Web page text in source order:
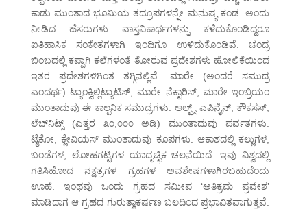
ಕಾಡು ಮುಂತಾದ ಭೂಮಿಯ ತದ್ರೂಪಗಳನ್ನೇ ಮನುಷ್ಯ ಕಂಡ. ಅಂದು
ನೀಡಿದ ಹೆಸರುಗಳು ವಾಸ್ತವಿಕಾರ್ಥಗಳನ್ನು ಕಳೆದುಕೊಂಡಿದ್ದರೂ
ಐತಿಹಾಸಿಕ ಸಂಕೇತಗಳಾಗಿ ಇಂದಿಗೂ ಉಳಿದುಕೊಂಡಿವೆ. ಚಂದ್ರ
ಬಿಂಬದಲ್ಲಿ ಕಪ್ಪಾಗಿ ಕಲೆಗಳಂತೆ ತೋರುವ ಪ್ರದೇಶಗಳು ಹೋಲಿಕೆಯಿಂದ
ಇತರ ಪ್ರದೇಶಗಳಿಗಿಂತ ತಗ್ಗಿನಲ್ಲಿವೆ. ಮಾರೇ (ಅಂದರೆ ಸಮುದ್ರ
ಎಂದರ್ಥ) ಟ್ಯಾಂಕ್ವಿಲ್ಲಿಟ್ಯಾಟಿಸ್, ಮಾರೇ ನೆಕ್ಟಾರಿಸ್, ಮಾರೇ ಇಂಬ್ರಿಯಂ
ಮುಂತಾದುವು ಈ ಕಾಲ್ಪನಿಕ ಸಮುದ್ರಗಳು. ಆಲ್ಪ್ಸ್ ಎಪಿನೈನ್, ಕೌಕಸಸ್,
ಲೆಬ್‌ನಿಟ್ಸ್ (ಎತ್ತರ ೩೦,೦೦೦ ಅಡಿ) ಮುಂತಾದುವು ಪರ್ವತಗಳು.
ಟೈಕೋ, ಕ್ಲೇವಿಯಸ್ ಮುಂತಾದುವು ಕೂಪಗಳು. ಆಕಾಶದಲ್ಲಿ ಕಲ್ಲುಗಳ,
ಬಂಡೆಗಳ, ಲೋಹಗಟ್ಟಿಗಳ ಯಾದೃಚ್ಛಿಕ ಚಲನೆಯಿದೆ. ಇವು ವಿಶ್ವದಲ್ಲಿ
ಗತಿಸಿಹೋದ ನಕ್ಷತ್ರಗಳ ಗ್ರಹಗಳ ಅವಶೇಷಗಳಾಗಿರಬಹುದೆಂದು
ಊಹೆ. ಇಂಥವು ಒಂದು ಗ್ರಹದ ಸಮೀಪ ‘ಅತಿಕ್ರಮ ಪ್ರವೇಶ’
ಮಾಡಿದಾಗ ಆ ಗ್ರಹದ ಗುರುತ್ವಾಕರ್ಷಣ ಬಲದಿಂದ ಪ್ರಭಾವಿತವಾಗುತ್ತವೆ.